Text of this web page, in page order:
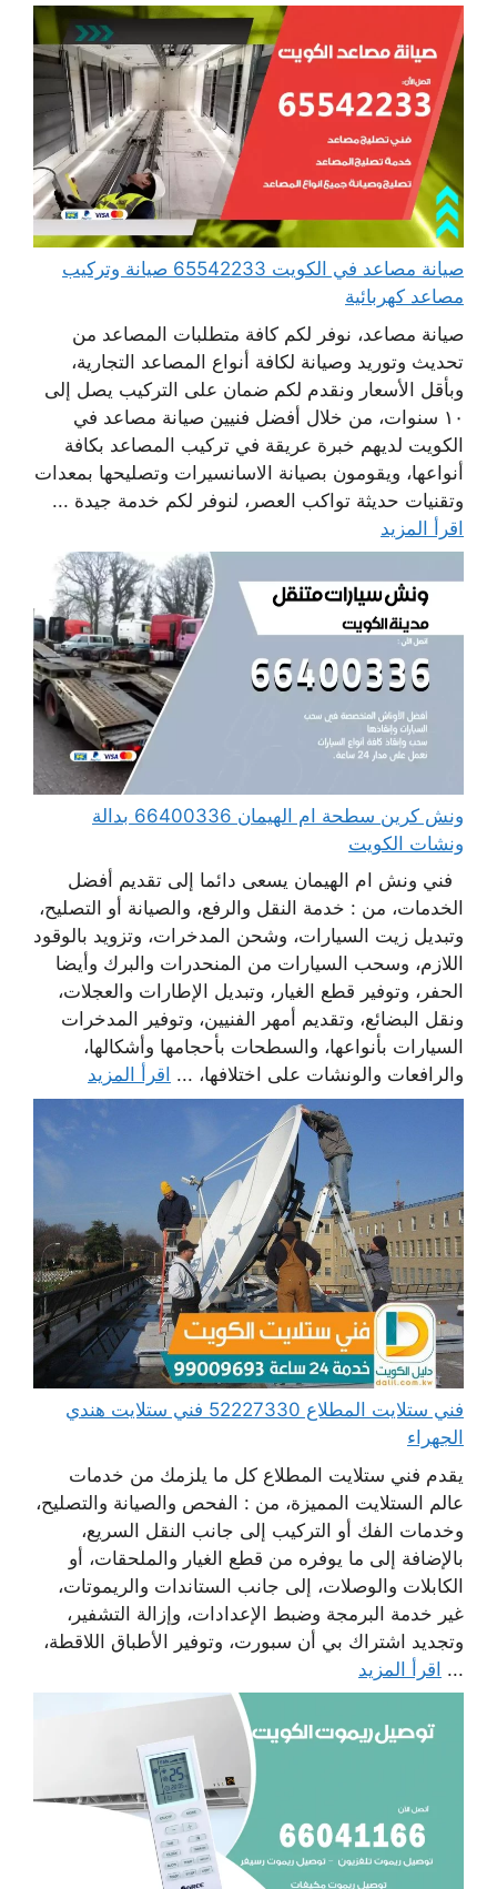
صيانة مصاعد في الكويت 65542233 صيانة وتركيب
مصاعد كهربائية
صيانة مصاعد، نوفر لكم كافة متطلبات المصاعد من
تحديث وتوريد وصيانة لكافة أنواع المصاعد التجارية،
وبأقل الأسعار ونقدم لكم ضمان على التركيب يصل إلى
١٠ سنوات، من خلال أفضل فنيين صيانة مصاعد في
الكويت لديهم خبرة عريقة في تركيب المصاعد بكافة
أنواعها، ويقومون بصيانة الاسانسيرات وتصليحها بمعدات
وتقنيات حديثة تواكب العصر، لنوفر لكم خدمة جيدة ...
اقرأ المزيد
ونش كرين سطحة ام الهيمان 66400336 بدالة
ونشات الكويت
فني ونش ام الهيمان يسعى دائما إلى تقديم أفضل
الخدمات، من : خدمة النقل والرفع، والصيانة أو التصليح،
وتبديل زيت السيارات، وشحن المدخرات، وتزويد بالوقود
اللازم، وسحب السيارات من المنحدرات والبرك وأيضا
الحفر، وتوفير قطع الغيار، وتبديل الإطارات والعجلات،
ونقل البضائع، وتقديم أمهر الفنيين، وتوفير المدخرات
السيارات بأنواعها، والسطحات بأحجامها وأشكالها،
والرافعات والونشات على اختلافها، ... اقرأ المزيد
فني ستلايت المطلاع 52227330 فني ستلايت هندي
الجهراء
يقدم فني ستلايت المطلاع كل ما يلزمك من خدمات
عالم الستلايت المميزة، من : الفحص والصيانة والتصليح،
وخدمات الفك أو التركيب إلى جانب النقل السريع،
بالإضافة إلى ما يوفره من قطع الغيار والملحقات، أو
الكابلات والوصلات، إلى جانب الستاندات والريموتات،
غير خدمة البرمجة وضبط الإعدادات، وإزالة التشفير،
وتجديد اشتراك بي أن سبورت، وتوفير الأطباق اللاقطة،
... اقرأ المزيد